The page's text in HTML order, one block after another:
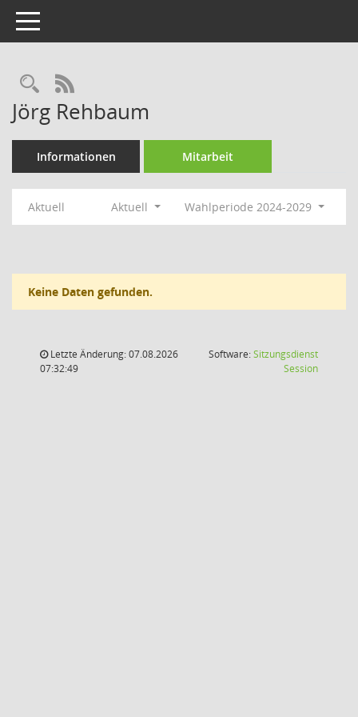
Toggle navigation
Rechercheauswahl
RSS-Feed
Jörg Rehbaum
Informationen Mitarbeit
Aktuell Aktuell Wahlperiode 2024-2029
Keine Daten gefunden.
Letzte Änderung: 07.08.2026
07:32:49
Software:Sitzungsdienst
Session(Wird in